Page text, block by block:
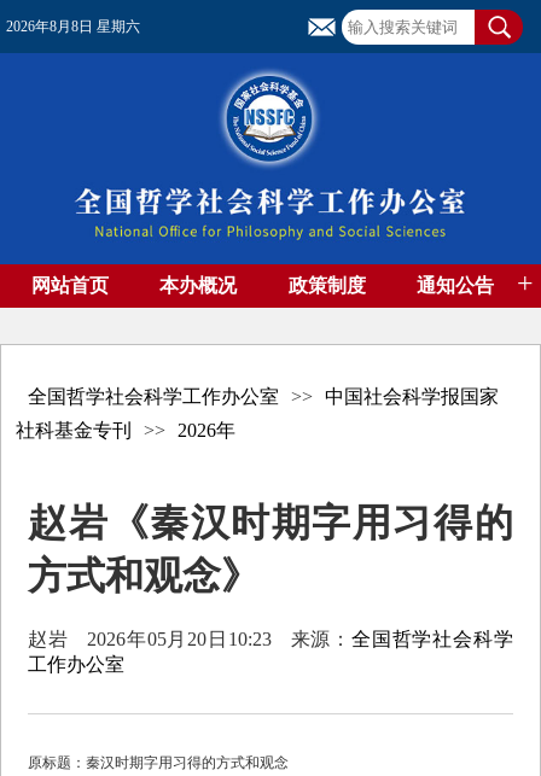
2026年8月8日 星期六
网站首页 本办概况 政策制度 通知公告 +
全国哲学社会科学工作办公室 >>
中国社会科学报国家
社科基金专刊
>> 2026年
赵岩《秦汉时期字用习得的
方式和观念》
赵岩 2026年05月20日10:23 来源：全国哲学社会科学
工作办公室
原标题：秦汉时期字用习得的方式和观念